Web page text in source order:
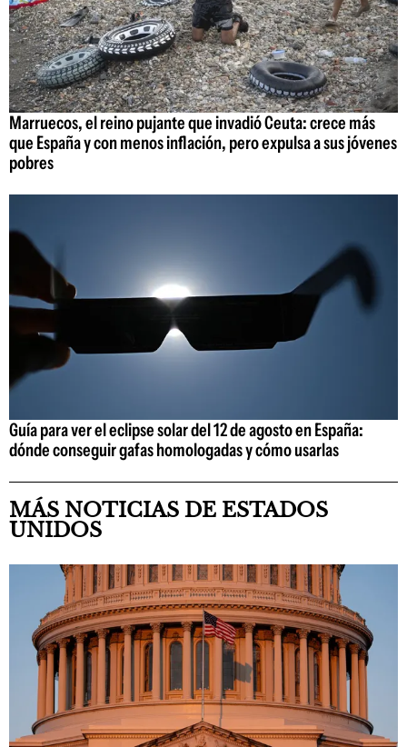
Marruecos, el reino pujante que invadió Ceuta: crece más
que España y con menos inflación, pero expulsa a sus jóvenes
pobres
Guía para ver el eclipse solar del 12 de agosto en España:
dónde conseguir gafas homologadas y cómo usarlas
MÁS NOTICIAS DE ESTADOS
UNIDOS